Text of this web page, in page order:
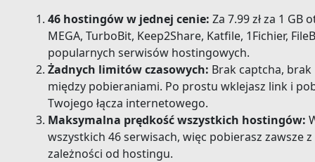
46 hostingów w jednej cenie: Za 7.99 zł za 1
MEGA, TurboBit, Keep2Share, Katfile, 1Fichier,
popularnych serwisów hostingowych.
Żadnych limitów czasowych: Brak captcha,
między pobieraniami. Po prostu wklejasz link i
Twojego łącza internetowego.
Maksymalna prędkość wszystkich hostingów:
wszystkich 46 serwisach, więc pobierasz zawsze
zależności od hostingu.